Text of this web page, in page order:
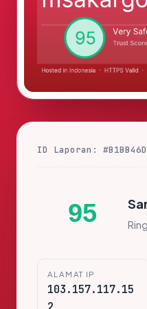
ID Laporan:
95
ALAMAT IP
103.157.117.15